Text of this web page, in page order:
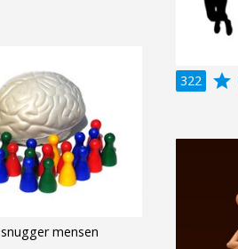
322 grade
snugger mensen